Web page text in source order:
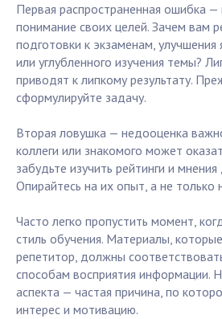
Первая распространенная ошибка
понимание своих целей. Зачем вам
подготовки к экзаменам,
или углубленного изучения темы?
приводят к липкому результату.
сформулируйте задачу.
Вторая ловушка — недооценка
коллеги или знакомого может
забудьте изучить рейтинги и
Опирайтесь на их опыт, а не
Часто легко пропустить момент,
стиль обучения. Материалы,
репетитор, должны
способам восприятия информации.
аспекта — частая причина, по
интерес и мотивацию.